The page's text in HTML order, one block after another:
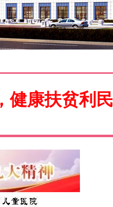
健康扶贫利民